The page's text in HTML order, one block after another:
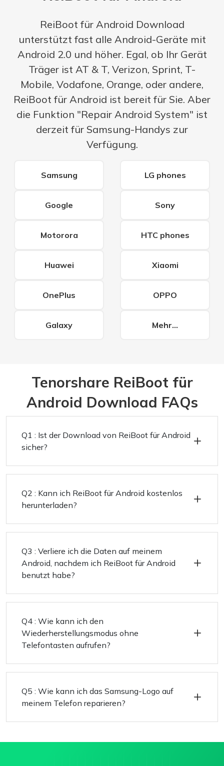
ReiBoot für Android Download
unterstützt fast alle Android-Geräte mit
Android 2.0 und höher. Egal, ob Ihr Gerät
Träger ist AT & T, Verizon, Sprint, T-
Mobile, Vodafone, Orange, oder andere,
ReiBoot für Android ist bereit für Sie. Aber
die Funktion "Repair Android System" ist
derzeit für Samsung-Handys zur
Verfügung.
Samsung LG phones
Google Sony
Motorora HTC phones
Huawei Xiaomi
OnePlus OPPO
Galaxy Mehr...
Tenorshare ReiBoot für
Android Download FAQs
Q1 : Ist der Download von ReiBoot für Android
sicher?
Q2 : Kann ich ReiBoot für Android kostenlos
herunterladen?
Q3 : Verliere ich die Daten auf meinem
Android, nachdem ich ReiBoot für Android
benutzt habe?
Q4 : Wie kann ich den
Wiederherstellungsmodus ohne
Telefontasten aufrufen?
Q5 : Wie kann ich das Samsung-Logo auf
meinem Telefon reparieren?